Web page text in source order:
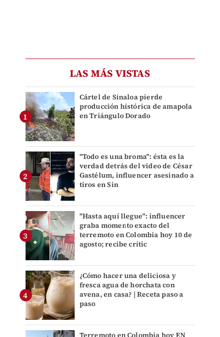
LAS MÁS VISTAS
Cártel de Sinaloa pierde
producción histórica de amapola
en Triángulo Dorado
"Todo es una broma": ésta es la
verdad detrás del video de César
Gastélum, influencer asesinado a
tiros en Sin
"Hasta aquí llegue": influencer
graba momento exacto del
terremoto en Colombia hoy 10 de
agosto; recibe crític
¿Cómo hacer una deliciosa y
fresca agua de horchata con
avena, en casa? | Receta paso a
paso